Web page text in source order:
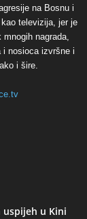
na Bosnu i
televizija, jer je
nagrada,
i nosioca izvršne i
i šire.
uspijeh u Kini